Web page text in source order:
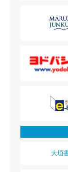
大垣